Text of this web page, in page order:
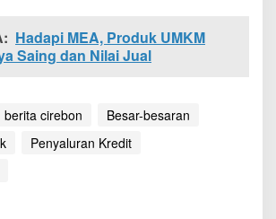
e
d
Hadapi MEA, Produk UMKM
Saing dan Nilai Jual
berita cirebon
Besar-besaran
Penyaluran Kredit